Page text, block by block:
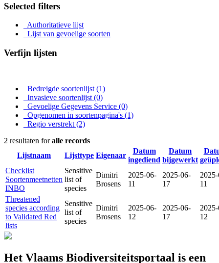
Selected filters
Authoritatieve lijst
Lijst van gevoelige soorten
Verfijn lijsten
Bedreigde soortenlijst (1)
Invasieve soortenlijst (0)
Gevoelige Gegevens Service (0)
Opgenomen in soortenpagina's (1)
Regio verstrekt (2)
2 resultaten foralle records
Lijstnaam
Lijsttype Eigenaar
Datum
ingediend
Datum
bijgewerkt
Checklist
Soortenmeetnetten
INBO
Sensitive
list of
species
Dimitri
Brosens
2025-06-
11
2025-06-
17
11
Threatened
species according
to Validated Red
lists
Sensitive
list of
species
Dimitri
Brosens
2025-06-
12
2025-06-
17
12
Het Vlaams Biodiversiteitsportaal is een